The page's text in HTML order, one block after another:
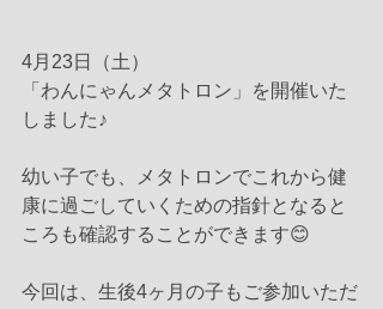
4月23日（土）
「わんにゃんメタトロン」を開催いた
しました♪
幼い子でも、メタトロンでこれから健
康に過ごしていくための指針となると
ころも確認することができます😊
今回は、生後4ヶ月の子もご参加いただ